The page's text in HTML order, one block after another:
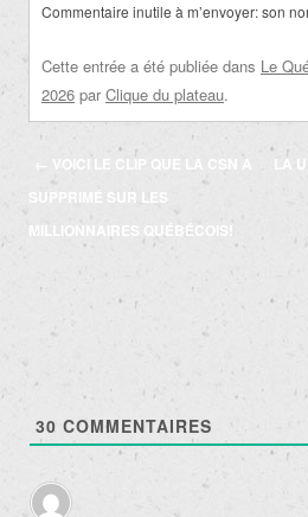
Commentaire inutile à m’envoyer: son
Cette entrée a été publiée dans Le
2026 par Clique du plateau.
Navigation
des
articles
← VOICI LE CLIP QUE LA CSN A
SUPPRIMÉ SUR LES
MILLIONNAIRES QUÉBÉCOIS!
LA
30 COMMENTAIRES